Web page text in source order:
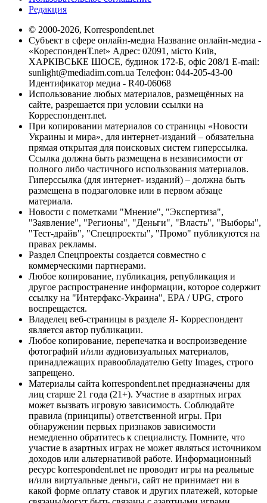
Редакция
© 2000-2026, Korrespondent.net
Субъект в сфере онлайн-медиа Название онлайн-медиа -
«КореспонденТ.net» Адрес: 02091, місто Київ,
ХАРКІВСЬКЕ ШОСЕ, будинок 172-Б, офіс 208/1 E-mail:
sunlight@mediadim.com.ua Телефон: 044-205-43-00
Идентификатор медиа - R40-06068
Использование любых материалов, размещённых на
сайте, разрешается при условии ссылки на
Корреспондент.net.
При копировании материалов со страницы «Новости
Украины и мира», для интернет-изданий – обязательна
прямая открытая для поисковых систем гиперссылка.
Ссылка должна быть размещена в независимости от
полного либо частичного использования материалов.
Гиперссылка (для интернет- изданий) – должна быть
размещена в подзаголовке или в первом абзаце
материала.
Новости с пометками "Мнение", "Экспертиза",
"Заявление", "Регионы", "Деньги", "Власть", "Выборы",
"Тест-драйв", "Спецпроекты", "Промо" публикуются на
правах рекламы.
Раздел Спецпроекты создается совместно с
коммерческими партнерами.
Любое копирование, публикация, републикация и
другое распространение информации, которое содержит
ссылку на "Интерфакс-Украина", EPA / UPG, строго
воспрещается.
Владелец веб-страницы в разделе Я- Корреспондент
является автор публикации.
Любое копирование, перепечатка и воспроизведение
фотографий и/или аудиовизуальных материалов,
принадлежащих правообладателю Getty Images, строго
запрещено.
Материалы сайта korrespondent.net предназначены для
лиц старше 21 года (21+). Участие в азартных играх
может вызвать игровую зависимость. Соблюдайте
правила (принципы) ответственной игры. При
обнаружении первых признаков зависимости
немедленно обратитесь к специалисту. Помните, что
участие в азартных играх не может являться источником
доходов или альтернативой работе. Информационный
ресурс korrespondent.net не проводит игры на реальные
и/или виртуальные деньги, сайт не принимает ни в
какой форме оплату ставок и других платежей, которые